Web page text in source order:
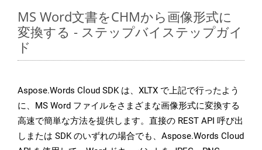
MS Word文書をCHMから画像形式に
変換する - ステップバイステップガイ
ド
Aspose.Words Cloud SDK は、XLTX で上記で行ったよう
に、MS Word ファイルをさまざまな画像形式に変換する
高速で簡単な方法を提供します。直接の REST API 呼び出
しまたは SDK のいずれの場合でも、Aspose.Words Cloud